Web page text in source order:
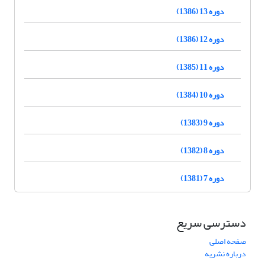
دوره 13 (1386)
دوره 12 (1386)
دوره 11 (1385)
دوره 10 (1384)
دوره 9 (1383)
دوره 8 (1382)
دوره 7 (1381)
دسترسی سریع
صفحه اصلی
درباره نشریه